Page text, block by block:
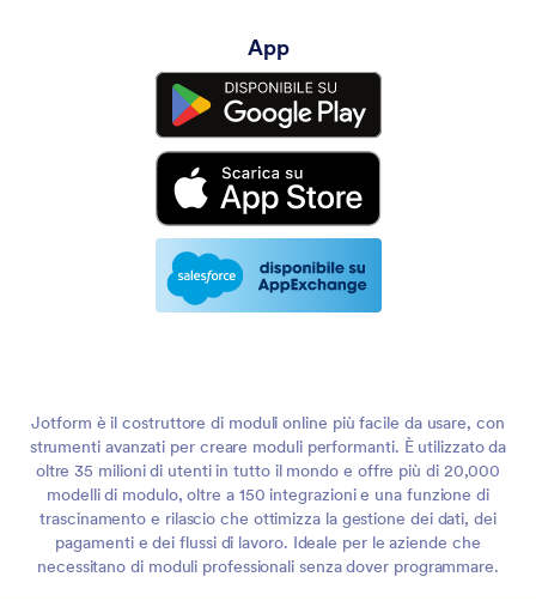
App
Jotform è il costruttore di moduli online più facile da usare, con
strumenti avanzati per creare moduli performanti. È utilizzato da
oltre 35 milioni di utenti in tutto il mondo e offre più di 20,000
modelli di modulo, oltre a 150 integrazioni e una funzione di
trascinamento e rilascio che ottimizza la gestione dei dati, dei
pagamenti e dei flussi di lavoro. Ideale per le aziende che
necessitano di moduli professionali senza dover programmare.